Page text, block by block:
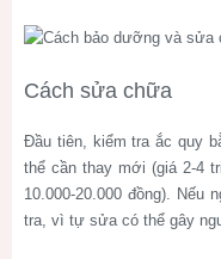
Cách sửa chữa
Đầu tiên, kiểm tra ắc quy
thể cần thay mới (giá 2-4
10.000-20.000 đồng). Nếu
tra, vì tự sửa có thể gây